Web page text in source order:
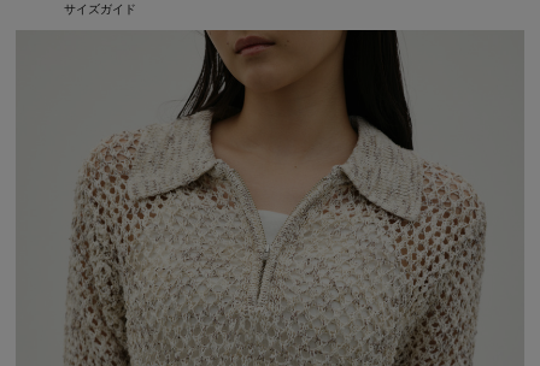
サイズガイド